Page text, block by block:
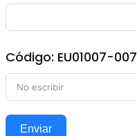
Código: EU01007-007
Enviar